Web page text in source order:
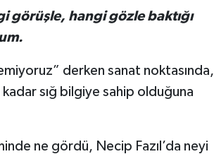
görüşle, hangi gözle baktığı
derken sanat noktasında,
sığ bilgiye sahip olduğuna
ne gördü, Necip Fazıl’da neyi